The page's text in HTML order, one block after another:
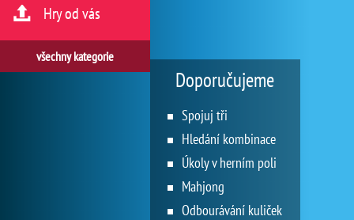
Hry od vás
všechny kategorie
Doporučujeme
Spojuj tři
Hledání kombinace
Úkoly v herním poli
Mahjong
Odbourávání kuliček